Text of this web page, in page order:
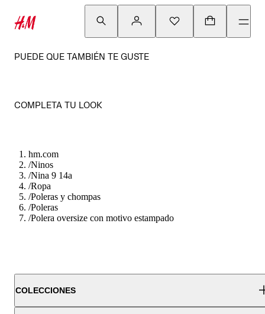
PUEDE QUE TAMBIÉN TE GUSTE
COMPLETA TU LOOK
hm.com
/Ninos
/Nina 9 14a
/Ropa
/Poleras y chompas
/Poleras
/Polera oversize con motivo estampado
COLECCIONES